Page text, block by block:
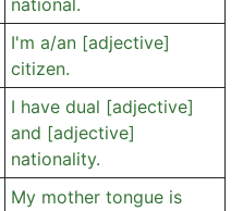
national.
I'm a/an [adjective]
citizen.
I have dual [adjective]
and [adjective]
nationality.
My mother tongue is